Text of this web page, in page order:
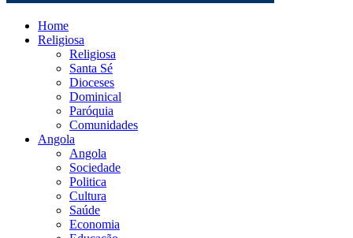
Home
Religiosa
Religiosa
Santa Sé
Dioceses
Dominical
Paróquia
Comunidades
Angola
Angola
Sociedade
Politica
Cultura
Saúde
Economia